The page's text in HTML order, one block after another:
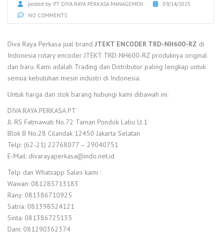
posted by: PT DIVA RAYA PERKASA MANAGEMEN
09/14/2025
NO COMMENTS
Diva Raya Perkasa jual brand JTEKT ENCODER TRD-NH600-RZ di
Indonesia rotary encoder JTEKT TRD-NH600-RZ produknya original
dan baru. Kami adalah Trading dan Distributor paling lengkap untuk
semua kebutuhan mesin industri di Indonesia.
Untuk harga dan stok barang hubungi kami dibawah ini:
DIVA RAYA PERKASA PT
Jl. RS Fatmawati No.72 Taman Pondok Labu Lt.1
Blok B No.28 Cilandak 12450 Jakarta Selatan
Telp: (62-21) 22768077 – 29040751
E-Mail: divarayaperkasa@indo.net.id
Telp dan Whatsapp Sales kami :
Wawan: 081285713183
Rany: 081386710925
Satria: 081398524121
Sinta: 081386725135
Dani: 081290362374